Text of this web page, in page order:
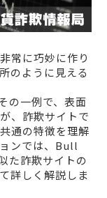
常に巧妙に作り
のように見える
一例で、表面
、詐欺サイトで
通の特徴を理解
ンでは、Bull
詐欺サイトの
詳しく解説しま